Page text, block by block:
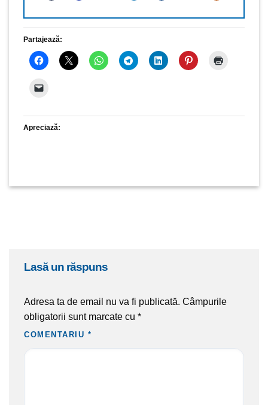
Partajează:
Apreciază:
lasă un răspuns
Adresa ta de email nu va fi publicată. Câmpurile
obligatorii sunt marcate cu *
COMENTARIU *